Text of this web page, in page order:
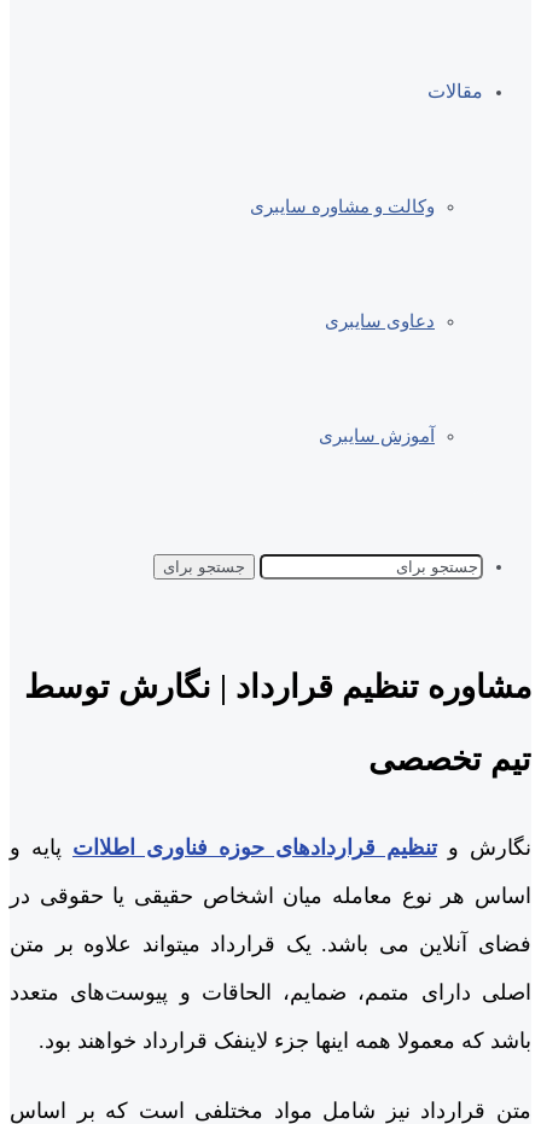
مقالات
وکالت و مشاوره سایبری
دعاوی سایبری
آموزش سایبری
جستجو برای
مشاوره تنظیم قرارداد | نگارش توسط
تیم تخصصی
نگارش وتنظیم قراردادهای حوزه فناوری اطلاات پایه و
اساس هر نوع معامله میان اشخاص حقیقی یا حقوقی در
فضای آنلاین می باشد. یک قرارداد میتواند علاوه بر متن
اصلی دارای متمم، ضمایم، الحاقات و پیوست‌های متعدد
باشد که معمولا همه اینها جزء لاینفک قرارداد خواهند بود.
متن قرارداد نیز شامل مواد مختلفی است که بر اساس